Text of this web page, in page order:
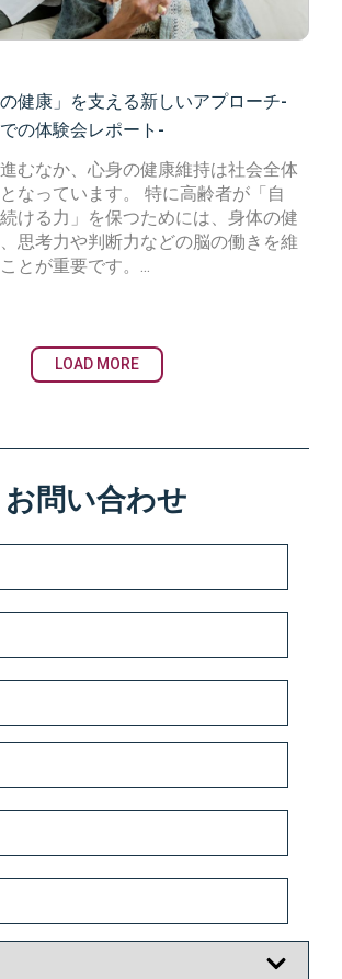
健康」を支える新しいアプローチ-
の体験会レポート-
むなか、心身の健康維持は社会全体
なっています。
特に高齢者が「自
ける力」を保つためには、身体の健
思考力や判断力などの脳の働きを維
とが重要です。 ...
LOAD MORE
お問い合わせ